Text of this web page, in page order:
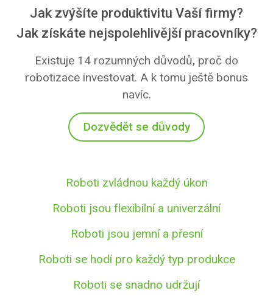
Jak zvýšíte produktivitu Vaší firmy?
Jak získáte nejspolehlivější pracovníky?
Existuje 14 rozumných důvodů, proč do
robotizace investovat. A k tomu ještě bonus
navíc.
Dozvědět se důvody
Roboti zvládnou každý úkon
Roboti jsou flexibilní a univerzální
Roboti jsou jemní a přesní
Roboti se hodí pro každý typ produkce
Roboti se snadno udržují